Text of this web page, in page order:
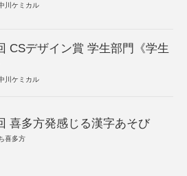
川ケミカル
CSデザイン賞 学生部門《学生
川ケミカル
喜多方発感じる漢字あそび
喜多方